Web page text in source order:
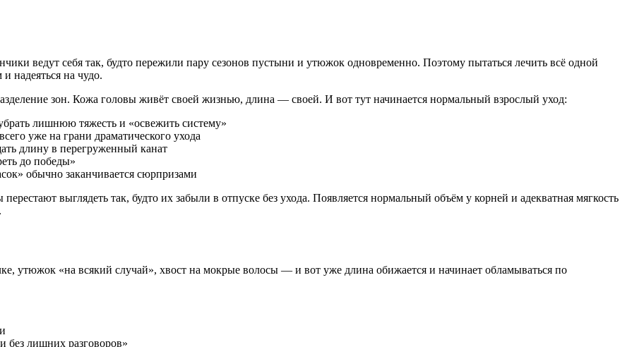
ведут себя так, будто пережили пару сезонов пустыни и утюжок одновременно. Поэтому пытаться лечить всё одной
надеяться на чудо.
зон. Кожа головы живёт своей жизнью, длина — своей. И вот тут начинается нормальный взрослый уход:
лишнюю тяжесть и «освежить систему»
уже на грани драматического ухода
длину в перегруженный канат
до победы»
обычно заканчивается сюрпризами
выглядеть так, будто их забыли в отпуске без ухода. Появляется нормальный объём у корней и адекватная мягкость
утюжок «на всякий случай», хвост на мокрые волосы — и вот уже длина обижается и начинает обламываться по
без лишних разговоров»